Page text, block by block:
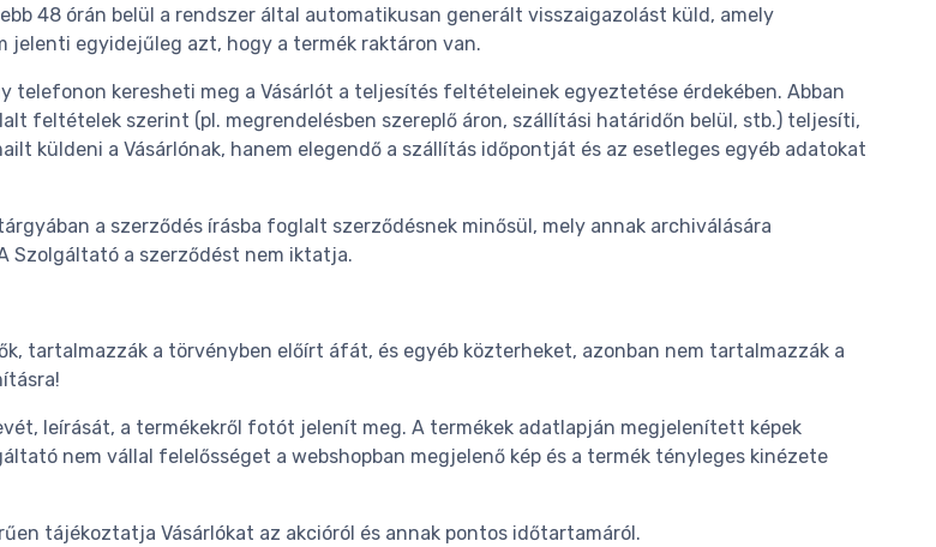
48 órán belül a rendszer által automatikusan generált visszaigazolást küld, amely
jelenti egyidejűleg azt, hogy a termék raktáron van.
telefonon keresheti meg a Vásárlót a teljesítés feltételeinek egyeztetése érdekében. Abban
feltételek szerint (pl. megrendelésben szereplő áron, szállítási határidőn belül, stb.) teljesíti,
küldeni a Vásárlónak, hanem elegendő a szállítás időpontját és az esetleges egyéb adatokat
a szerződés írásba foglalt szerződésnek minősül, mely annak archiválására
Szolgáltató a szerződést nem iktatja.
tartalmazzák a törvényben előírt áfát, és egyéb közterheket, azonban nem tartalmazzák a
leírását, a termékekről fotót jelenít meg. A termékek adatlapján megjelenített képek
nem vállal felelősséget a webshopban megjelenő kép és a termék tényleges kinézete
tájékoztatja Vásárlókat az akcióról és annak pontos időtartamáról.